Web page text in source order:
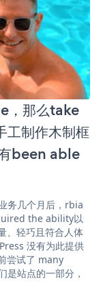
，那么take
制作木制框
been able
务几个月后，rbia
the ability以
、轻巧且符合人体
没有为此提供
尝试了 many
站点的一部分，